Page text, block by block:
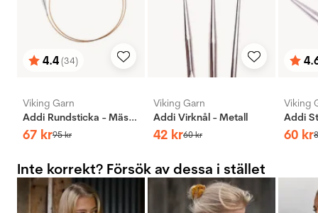
Betyg:
4.4(34)
utav 5 stjärnor
Viking Garn
Addi Rundsticka - Mässing
67 kr95kr
Viking Garn
Addi Virknål - Metall
42 kr60kr
utav
Viking
60 kr
Inte korrekt? Försök av dessa i stället